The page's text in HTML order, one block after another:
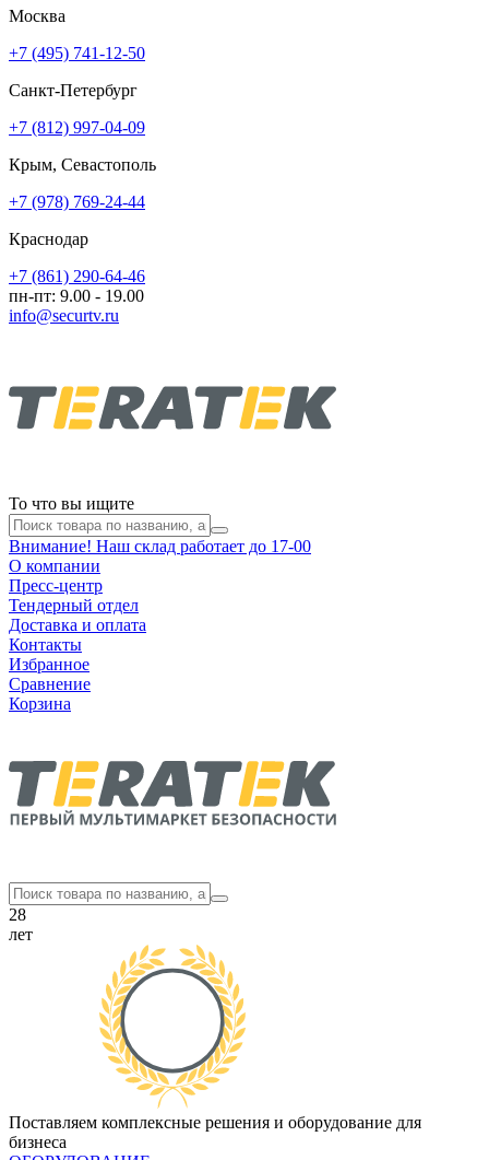
Москва
+7 (495) 741-12-50
Санкт-Петербург
+7 (812) 997-04-09
Крым, Севастополь
+7 (978) 769-24-44
Краснодар
+7 (861) 290-64-46
пн-пт: 9.00 - 19.00
info@securtv.ru
То что вы ищите
Внимание! Наш склад работает до 17-00
О компании
Пресс-центр
Тендерный отдел
Доставка и оплата
Контакты
Избранное
Сравнение
Корзина
28
лет
Поставляем комплексные решения и оборудование для
бизнеса